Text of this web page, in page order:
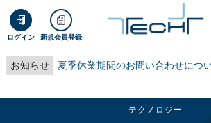
ログイン 新規会員登録
お知らせ 夏季休業期間のお問い合わせにつ
テクノロジー